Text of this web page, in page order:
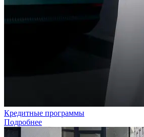
Кредитные программы
Подробнее